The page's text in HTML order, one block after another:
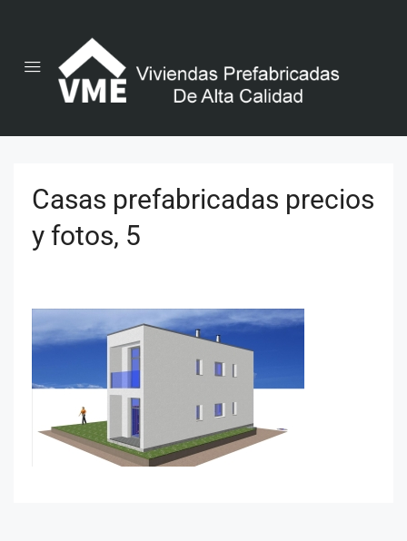
Casas prefabricadas precios
y fotos, 5